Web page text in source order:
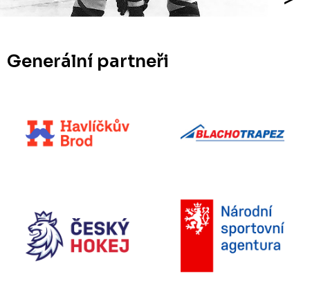
Generální partneři